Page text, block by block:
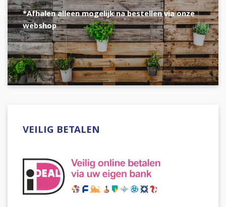
*Afhalen alleen mogelijk na bestellen via onze
webshop
VEILIG BETALEN